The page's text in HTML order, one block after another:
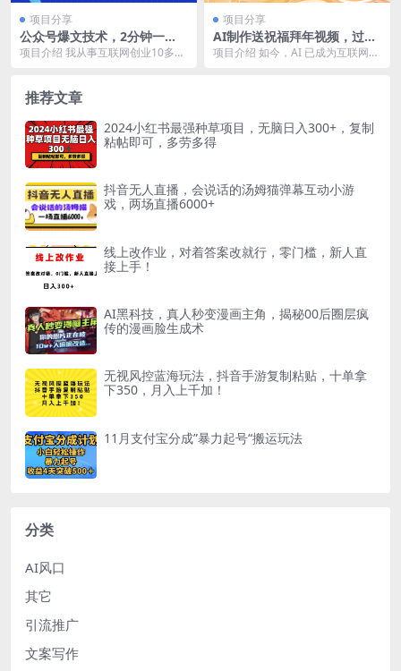
项目分享
公众号爆文技术，2分钟一
篇，原创度100%，AI味0，复
项目介绍 我从事互联网创业10多
项目分享
AI制作送祝福拜年视频，过年
惊艳你的朋友圈，可以定制拜
项目介绍 如今，AI 已成为互联网从
推荐文章
2024小红书最强种草项目，无脑日入300+，复制
粘帖即可，多劳多得
抖音无人直播，会说话的汤姆猫弹幕互动小游
戏，两场直播6000+
线上改作业，对着答案改就行，零门槛，新人直
接上手！
AI黑科技，真人秒变漫画主角，揭秘00后圈层疯
传的漫画脸生成术
无视风控蓝海玩法，抖音手游复制粘贴，十单拿
下350，月入上千加！
11月支付宝分成”暴力起号“搬运玩法
分类
AI风口
其它
引流推广
文案写作